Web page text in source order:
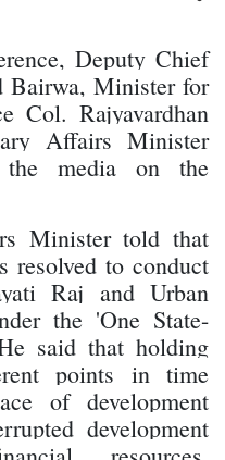
Deputy Chief
Bairwa, Minister for
Col. Rajyavardhan
Affairs Minister
the media on the
Minister told that
resolved to conduct
Raj and Urban
the 'One State-
said that holding
points in time
of development
development